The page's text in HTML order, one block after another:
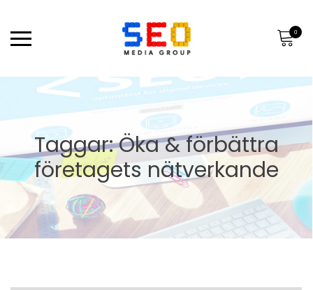
0
Taggar: Öka & förbättra
företagets nätverkande